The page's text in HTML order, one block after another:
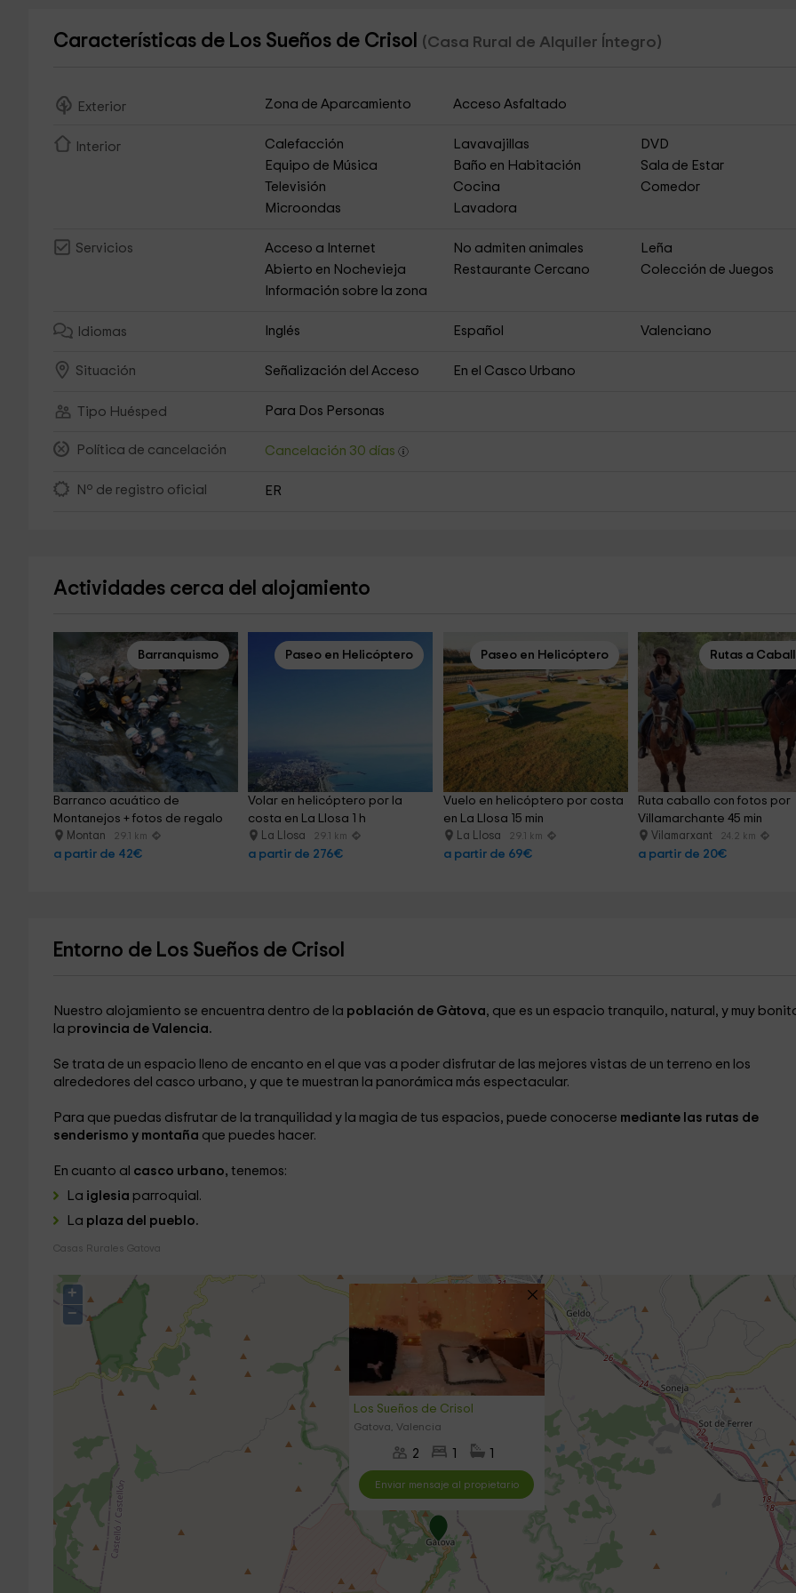
Características de Los Sueños de Crisol (Casa Rural de Alquiler Íntegro)
Exterior Zona de Aparcamiento Acceso Asfaltado
Interior Calefacción Lavavajillas
DVD
Equipo de Música
Baño en Habitación
Sala de Estar
Televisión
Cocina
Comedor
Microondas
Lavadora
Servicios Acceso a Internet No admiten animales
Leña
Abierto en Nochevieja
Restaurante Cercano
Colección de Juegos
Información sobre la zona
Idiomas Inglés Español Valenciano
Situación Señalización del Acceso En el Casco Urbano
Tipo Huésped Para Dos Personas
Política de cancelación Cancelación 30 días
Nº de registro oficial ER
Actividades cerca del alojamiento
Barranquismo
Barranco acuático de
Montanejos + fotos de regalo
Montan 29.1 km
a partir de 42€
Paseo en Helicóptero
Volar en helicóptero por la
costa en La Llosa 1 h
La Llosa 29.1 km
a partir de 276€
Paseo en Helicóptero
Vuelo en helicóptero por costa
en La Llosa 15 min
La Llosa 29.1 km
a partir de 69€
Rutas a
Ruta caballo con fotos por
Villamarchante 45 min
Vilamarxant 24.2 km
a partir de 20€
Entorno de Los Sueños de Crisol
Nuestro alojamiento se encuentra dentro de la población de Gàtova, que es un espacio tranquilo, natural, y muy
la provincia de Valencia.
Se trata de un espacio lleno de encanto en el que vas a poder disfrutar de las mejores vistas de un terreno en los
alrededores del casco urbano, y que te muestran la panorámica más espectacular.
Para que puedas disfrutar de la tranquilidad y la magia de tus espacios, puede conocerse mediante las rutas de
senderismo y montaña que puedes hacer.
En cuanto al casco urbano, tenemos:
La iglesia parroquial.
La plaza del pueblo.
Casas Rurales Gatova
Los Sueños de Crisol
Gatova, Valencia
2
Enviar mensaje al propietario
+
−